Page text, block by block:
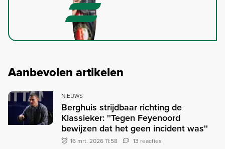
Aanbevolen artikelen
NIEUWS
Berghuis strijdbaar richting de
Klassieker: ''Tegen Feyenoord
bewijzen dat het geen incident was''
16 mrt. 2026 11:58 13 reacties